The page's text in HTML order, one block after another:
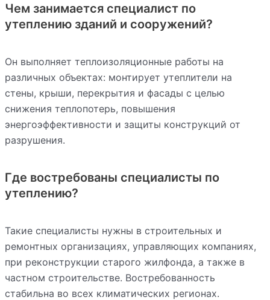
Чем занимается специалист по
утеплению зданий и сооружений?
Он выполняет теплоизоляционные работы на
различных объектах: монтирует утеплители на
стены, крыши, перекрытия и фасады с целью
снижения теплопотерь, повышения
энергоэффективности и защиты конструкций от
разрушения.
Где востребованы специалисты по
утеплению?
Такие специалисты нужны в строительных и
ремонтных организациях, управляющих компаниях,
при реконструкции старого жилфонда, а также в
частном строительстве. Востребованность
стабильна во всех климатических регионах.